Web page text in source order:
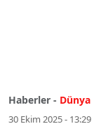
Haberler - Dünya
30 Ekim 2025 - 13:29